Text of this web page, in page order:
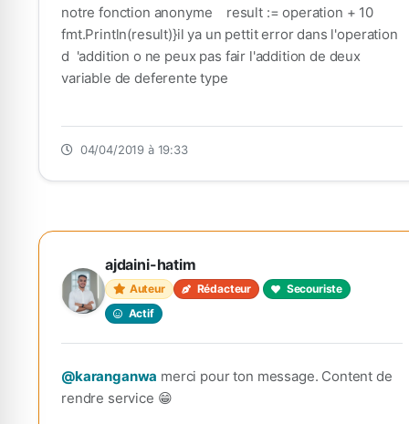
notre fonction anonyme result := operation + 10
fmt.Println(result)}il ya un pettit error dans l'operation
d 'addition o ne peux pas fair l'addition de deux
variable de deferente type
04/04/2019 à 19:33
ajdaini-hatim
Auteur Rédacteur
Secouriste
Actif
@karanganwa merci pour ton message. Content de
rendre service 😁